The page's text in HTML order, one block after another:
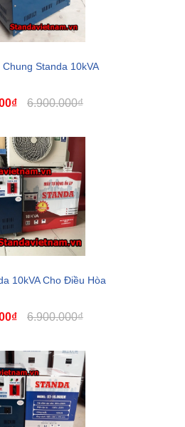
Standa 10kVA
6.900.000₫
10kVA Cho Điều Hòa
6.900.000₫